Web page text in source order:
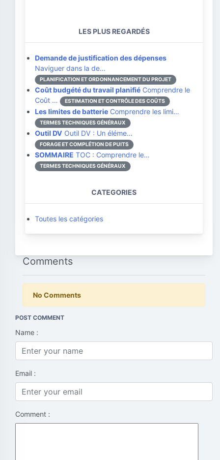
LES PLUS REGARDÉS
Demande de justification des dépenses
Naviguer dans la de…
PLANIFICATION ET ORDONNANCEMENT DU PROJET
Coût budgété du travail planifié Comprendre le
Coût …
ESTIMATION ET CONTRÔLE DES COÛTS
Les limites de batterie Comprendre les limi…
TERMES TECHNIQUES GÉNÉRAUX
Outil DV Outil DV : Un éléme…
FORAGE ET COMPLÉTION DE PUITS
SOMMAIRE TOC : Comprendre le…
TERMES TECHNIQUES GÉNÉRAUX
CATEGORIES
Toutes les catégories
Comments
No Comments
POST COMMENT
Name :
Email :
Comment :